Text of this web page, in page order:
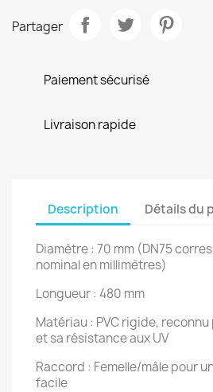
Partager
Paiement sécurisé
Livraison rapide
Description Détails du
Diamètre : 70 mm (DN75
nominal en millimètres)
Longueur : 480 mm
Matériau : PVC rigide,
et sa résistance aux UV
Raccord : Femelle/mâle pour
facile